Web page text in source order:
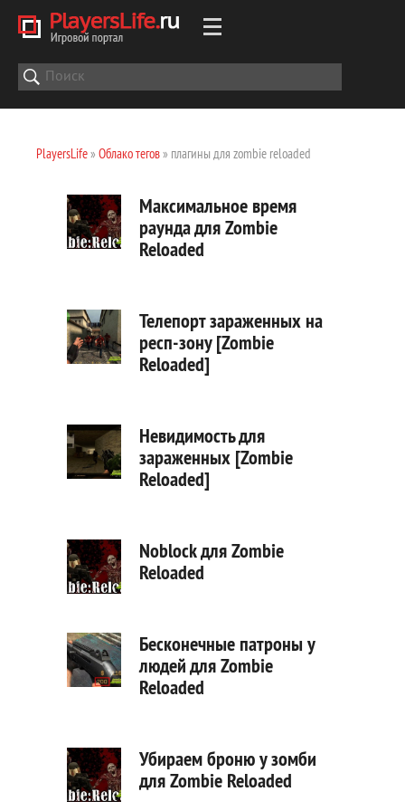
PlayersLife» Облако тегов» плагины для zombie reloaded
Максимальное время
раунда для Zombie
Reloaded
Телепорт зараженных на
респ-зону [Zombie
Reloaded]
Невидимость для
зараженных [Zombie
Reloaded]
Noblock для Zombie
Reloaded
Бесконечные патроны у
людей для Zombie
Reloaded
Убираем броню у зомби
для Zombie Reloaded